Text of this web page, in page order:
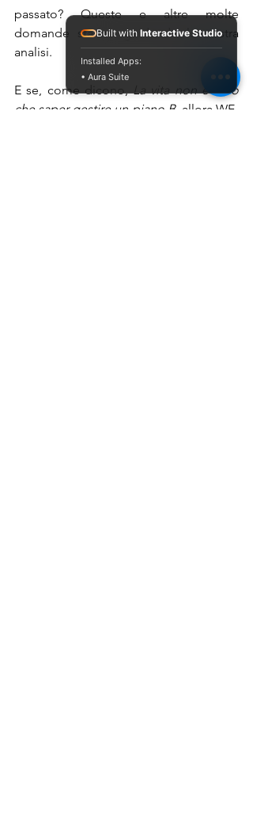
passato? Queste e altre molte
domande stanno guidando la nostra
analisi.
E se, come dicono, La vita non è altro
che saper gestire un piano B, allora WE-
Built with Interactive Studio
Installed Apps:
• Aura Suite